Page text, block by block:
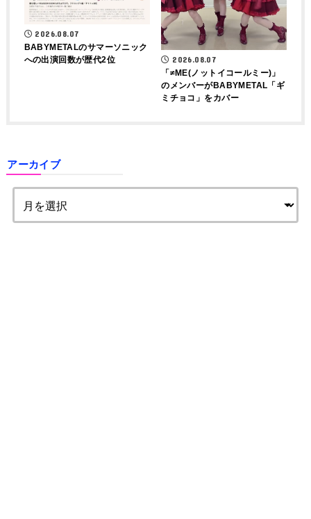
2026.08.07
BABYMETALのサマーソニック
への出演回数が歴代2位
2026.08.07
「≠ME(ノットイコールミー)」
のメンバーがBABYMETAL「ギ
ミチョコ」をカバー
アーカイブ